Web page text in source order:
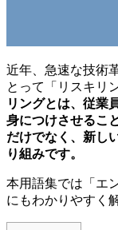
近年、急速な技術
とって「リスキリ
リングとは、従業
身につけさせるこ
だけでなく、新し
り組みです。
本用語集では「エ
にもわかりやすく